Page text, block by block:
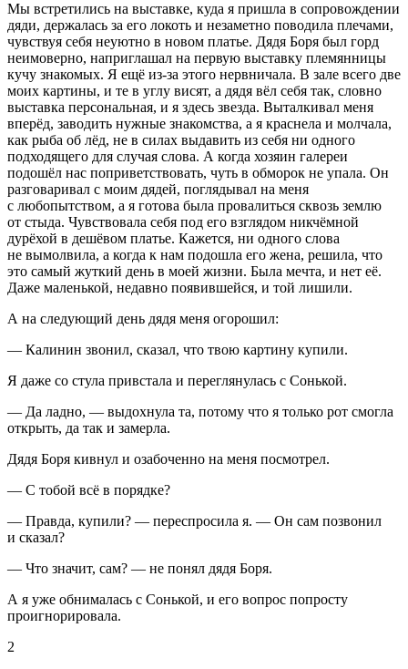
Мы встретились на выставке, куда я пришла в сопровождении
дяди, держалась за его локоть и незаметно поводила плечами,
чувствуя себя неуютно в новом платье. Дядя Боря был горд
неимоверно, наприглашал на первую выставку племянницы
кучу знакомых. Я ещё из-за этого нервничала. В зале всего две
моих картины, и те в углу висят, а дядя вёл себя так, словно
выставка персональная, и я здесь звезда. Выталкивал меня
вперёд, заводить нужные знакомства, а я краснела и молчала,
как рыба об лёд, не в силах выдавить из себя ни одного
подходящего для случая слова. А когда хозяин галереи
подошёл нас поприветствовать, чуть в обморок не упала. Он
разговаривал с моим дядей, поглядывал на меня
с любопытством, а я готова была провалиться сквозь землю
от стыда. Чувствовала себя под его взглядом никчёмной
дурёхой в дешёвом платье. Кажется, ни одного слова
не вымолвила, а когда к нам подошла его жена, решила, что
это самый жуткий день в моей жизни. Была мечта, и нет её.
Даже маленькой, недавно появившейся, и той лишили.
А на следующий день дядя меня огорошил:
— Калинин звонил, сказал, что твою картину купили.
Я даже со стула привстала и переглянулась с Сонькой.
— Да ладно, — выдохнула та, потому что я только рот смогла
открыть, да так и замерла.
Дядя Боря кивнул и озабоченно на меня посмотрел.
— С тобой всё в порядке?
— Правда, купили? — переспросила я. — Он сам позвонил
и сказал?
— Что значит, сам? — не понял дядя Боря.
А я уже обнималась с Сонькой, и его вопрос попросту
проигнорировала.
2